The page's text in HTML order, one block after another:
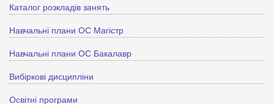
Каталог розкладів занять
Навчальні плани ОС Магістр
Навчальні плани ОС Бакалавр
Вибіркові дисципліни
Освітні програми